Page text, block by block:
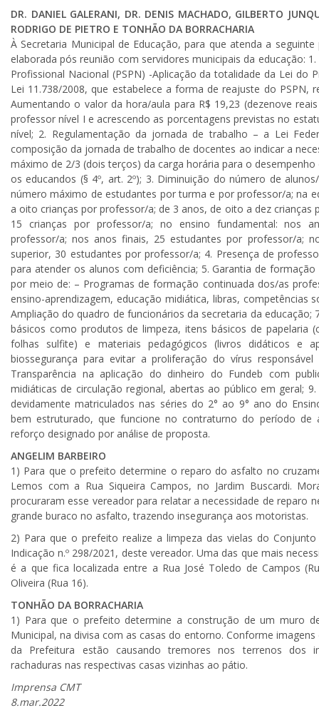
DR. DANIEL GALERANI, DR. DENIS MACHADO, GILBERTO
RODRIGO DE PIETRO E TONHÃO DA BORRACHARIA
À Secretaria Municipal de Educação, para que atenda a
elaborada pós reunião com servidores municipais da educação:
Profissional Nacional (PSPN) -Aplicação da totalidade da Lei do
Lei 11.738/2008, que estabelece a forma de reajuste do PSPN,
Aumentando o valor da hora/aula para R$ 19,23 (dezenove
professor nível I e acrescendo as porcentagens previstas no
nível; 2. Regulamentação da jornada de trabalho – a Lei
composição da jornada de trabalho de docentes ao indicar a
máximo de 2/3 (dois terços) da carga horária para o
os educandos (§ 4º, art. 2º); 3. Diminuição do número de
número máximo de estudantes por turma e por professor/a; na
a oito crianças por professor/a; de 3 anos, de oito a dez crianças
15 crianças por professor/a; no ensino fundamental: nos
professor/a; nos anos finais, 25 estudantes por professor/a;
superior, 30 estudantes por professor/a; 4. Presença de
para atender os alunos com deficiência; 5. Garantia de
por meio de: – Programas de formação continuada dos/as
ensino-aprendizagem, educação midiática, libras, competências
Ampliação do quadro de funcionários da secretaria da educação;
básicos como produtos de limpeza, itens básicos de papelaria
folhas sulfite) e materiais pedagógicos (livros didáticos e
biossegurança para evitar a proliferação do vírus
Transparência na aplicação do dinheiro do Fundeb com
midiáticas de circulação regional, abertas ao público em geral;
devidamente matriculados nas séries do 2° ao 9° ano do
bem estruturado, que funcione no contraturno do período de
reforço designado por análise de proposta.
ANGELIM BARBEIRO
1) Para que o prefeito determine o reparo do asfalto no
Lemos com a Rua Siqueira Campos, no Jardim Buscardi.
procuraram esse vereador para relatar a necessidade de reparo
grande buraco no asfalto, trazendo insegurança aos motoristas.
2) Para que o prefeito realize a limpeza das vielas do Conjunto
Indicação n.º 298/2021, deste vereador. Uma das que mais
é a que fica localizada entre a Rua José Toledo de Campos
Oliveira (Rua 16).
TONHÃO DA BORRACHARIA
1) Para que o prefeito determine a construção de um muro
Municipal, na divisa com as casas do entorno. Conforme
da Prefeitura estão causando tremores nos terrenos dos
rachaduras nas respectivas casas vizinhas ao pátio.
Imprensa CMT
8.mar.2022